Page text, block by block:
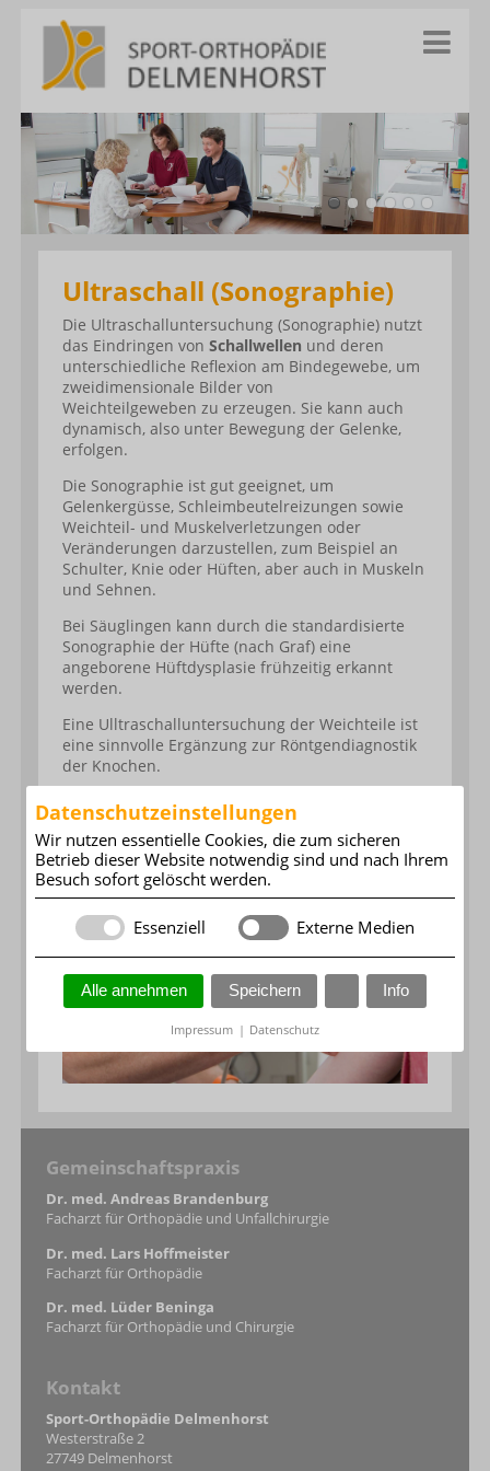
Datenschutzeinstellungen
Wir nutzen essentielle Cookies, die zum sicheren
Betrieb dieser Website notwendig sind und nach Ihrem
Besuch sofort gelöscht werden.
Essenziell Externe Medien
Alle annehmen Speichern Info
Impressum | Datenschutz
Ultraschall (Sonographie)
Die Ultraschalluntersuchung (Sonographie) nutzt
das Eindringen vonSchallwellen und deren
unterschiedliche Reflexion am Bindegewebe, um
zweidimensionale Bilder von
Weichteilgeweben zu erzeugen. Sie kann auch
dynamisch, also unter Bewegung der Gelenke,
erfolgen.
Die Sonographie ist gut geeignet, um
Gelenkergüsse, Schleimbeutelreizungen sowie
Weichteil- und Muskelverletzungen oder
Veränderungen darzustellen, zum Beispiel an
Schulter, Knie oder Hüften, aber auch in Muskeln
und Sehnen.
Bei Säuglingen kann durch die standardisierte
Sonographie der Hüfte (nach Graf) eine
angeborene Hüftdysplasie frühzeitig erkannt
werden.
Eine Ulltraschalluntersuchung der Weichteile ist
eine sinnvolle Ergänzung zur Röntgendiagnostik
der Knochen.
Gemeinschaftspraxis
Dr. med. Andreas Brandenburg
Facharzt für Orthopädie und Unfallchirurgie
Dr. med. Lars Hoffmeister
Facharzt für Orthopädie
Dr. med. Lüder Beninga
Facharzt für Orthopädie und Chirurgie
Kontakt
Sport-Orthopädie Delmenhorst
Westerstraße 2
27749 Delmenhorst